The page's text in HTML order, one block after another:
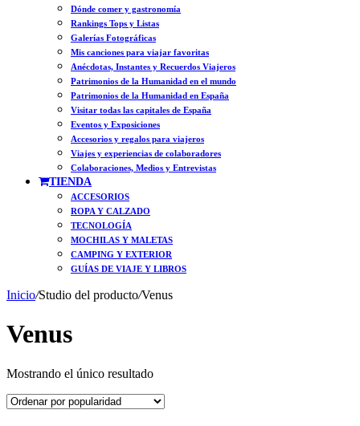
Dónde comer y gastronomía
Rankings Tops y Listas
Galerías Fotográficas
Mis canciones para viajar favoritas
Anécdotas, Instantes y Recuerdos Viajeros
Patrimonios de la Humanidad en el mundo
Patrimonios de la Humanidad en España
Visitar todas las capitales de España
Eventos y Exposiciones
Accesorios y regalos para viajeros
Viajes y experiencias de colaboradores
Colaboraciones, Medios y Entrevistas
TIENDA
ACCESORIOS
ROPA Y CALZADO
TECNOLOGÍA
MOCHILAS Y MALETAS
CAMPING Y EXTERIOR
GUÍAS DE VIAJE Y LIBROS
Inicio/Studio del producto/Venus
Venus
Mostrando el único resultado